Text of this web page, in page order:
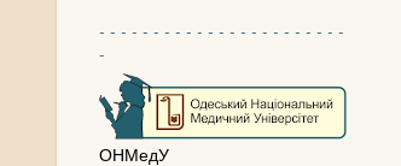
- - - - - - - - - - - - - - - - - - - - - - -
-
ОНМедУ